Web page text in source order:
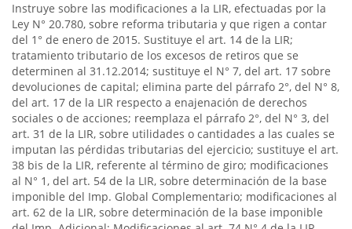
Instruye sobre las modificaciones a la LIR, efectuadas por la
Ley N° 20.780, sobre reforma tributaria y que rigen a contar
del 1° de enero de 2015. Sustituye el art. 14 de la LIR;
tratamiento tributario de los excesos de retiros que se
determinen al 31.12.2014; sustituye el N° 7, del art. 17 sobre
devoluciones de capital; elimina parte del párrafo 2°, del N° 8,
del art. 17 de la LIR respecto a enajenación de derechos
sociales o de acciones; reemplaza el párrafo 2°, del N° 3, del
art. 31 de la LIR, sobre utilidades o cantidades a las cuales se
imputan las pérdidas tributarias del ejercicio; sustituye el art.
38 bis de la LIR, referente al término de giro; modificaciones
al N° 1, del art. 54 de la LIR, sobre determinación de la base
imponible del Imp. Global Complementario; modificaciones al
art. 62 de la LIR, sobre determinación de la base imponible